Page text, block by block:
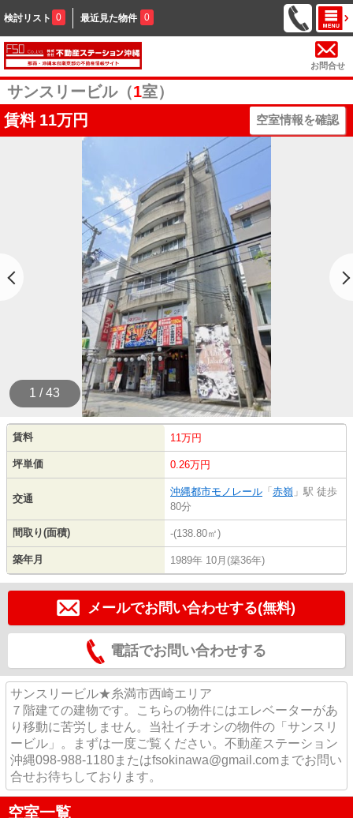
検討リスト 0 最近見た物件 0
お問合せ
サンスリービル（1室）
賃料 11万円 空室情報を確認
1 / 43
賃料 11万円
坪単価 0.26万円
交通
沖縄都市モノレール 「 赤嶺 」駅 徒歩
80分
間取り(面積) -(138.80㎡)
築年月 1989年 10月(築36年)
メールでお問い合わせする(無料)
電話でお問い合わせする
サンスリービル★糸満市西崎エリア
７階建ての建物です。こちらの物件にはエレベーターがあ
り移動に苦労しません。当社イチオシの物件の「サンスリ
ービル」。まずは一度ご覧ください。不動産ステーション
沖縄098-988-1180またはfsokinawa@gmail.comまでお問い
合せお待ちしております。
空室一覧